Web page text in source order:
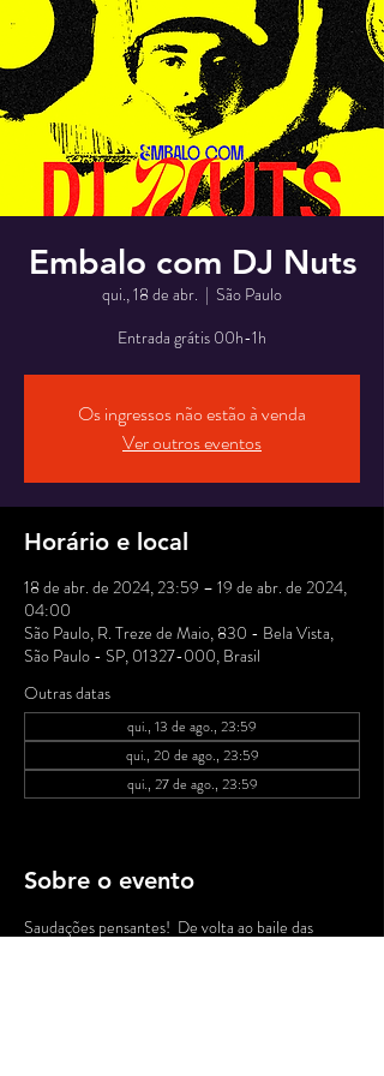
Embalo com DJ Nuts
qui., 18 de abr.
  |
São Paulo
Entrada grátis 00h-1h
Os ingressos não estão à venda
Ver outros eventos
Horário e local
18 de abr. de 2024, 23:59 – 19 de abr. de 2024,
04:00
São Paulo, R. Treze de Maio, 830 - Bela Vista,
São Paulo - SP, 01327-000, Brasil
Outras datas
qui., 13 de ago., 23:59
qui., 20 de ago., 23:59
qui., 27 de ago., 23:59
Sobre o evento
Saudações pensantes!  De volta ao baile das